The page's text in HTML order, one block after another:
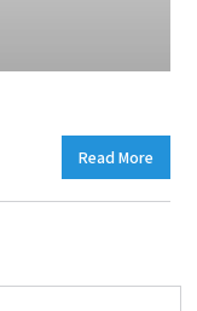
Read More